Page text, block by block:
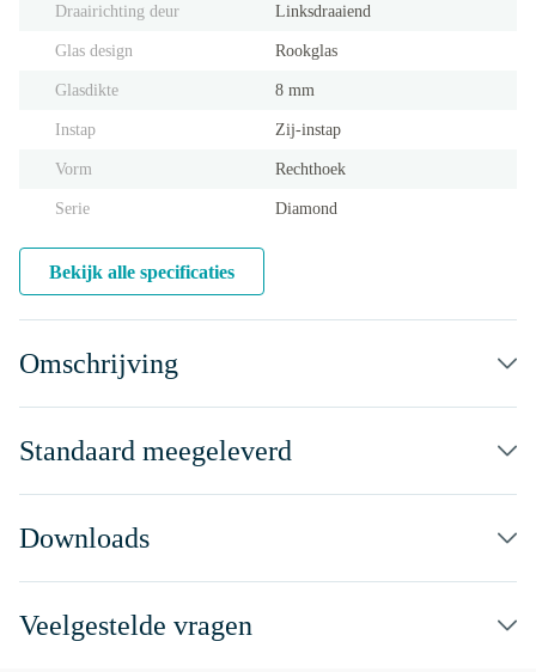
Draairichting deur Linksdraaiend
Glas design Rookglas
Glasdikte 8 mm
Instap Zij-instap
Vorm Rechthoek
Serie Diamond
Bekijk alle specificaties
Omschrijving
Standaard meegeleverd
Downloads
Veelgestelde vragen